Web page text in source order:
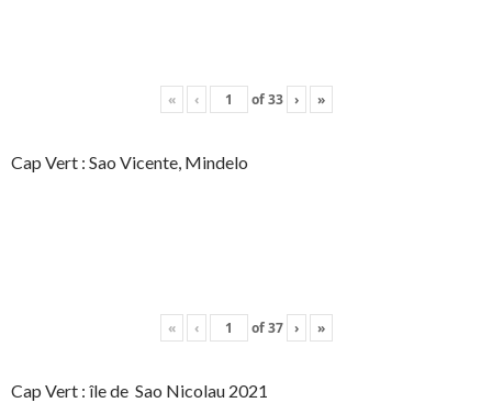
« ‹ of33 › »
Cap Vert : Sao Vicente, Mindelo
« ‹ of37 › »
Cap Vert : île de Sao Nicolau 2021